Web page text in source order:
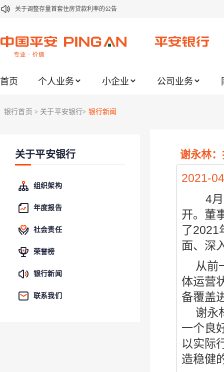
关于调整存量首套住房贷款利率的公告
关于修订《平安银行代理个人客户贵金属交易协议书》的公告
关于我行聚金宝交易软件升级更新的通知
关于2020年端午节期间上金所代理业务调整合约保证金比例和涨跌幅度限制的
关于加强代理贵金属业务风险防范的提示
首页 个人业务 小企业 公司业务
银行首页 > 关于平安银行> 银行新闻
关于平安银行
组织架构
年度报告
社会责任
荣誉榜
银行新闻
联系我们
谢永林
2021-
4
开。董
了2021
面、深
从前
体运营
备覆盖
谢永
一个良
以实际
造稳健